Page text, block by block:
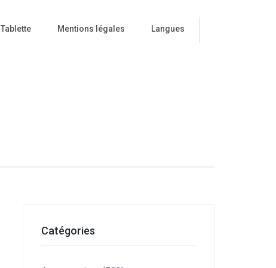
Tablette Mentions légales Langues
Catégories